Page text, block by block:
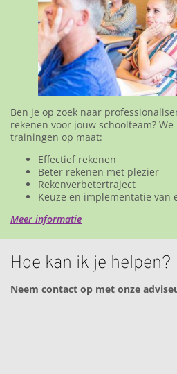
Ben je op zoek naar
rekenen voor jouw schoolteam?
trainingen op maat:
Effectief rekenen
Beter rekenen met plezier
Rekenverbetertraject
Keuze en implementatie van
Meer informatie
Hoe kan ik je helpen?
Neem contact op met onze